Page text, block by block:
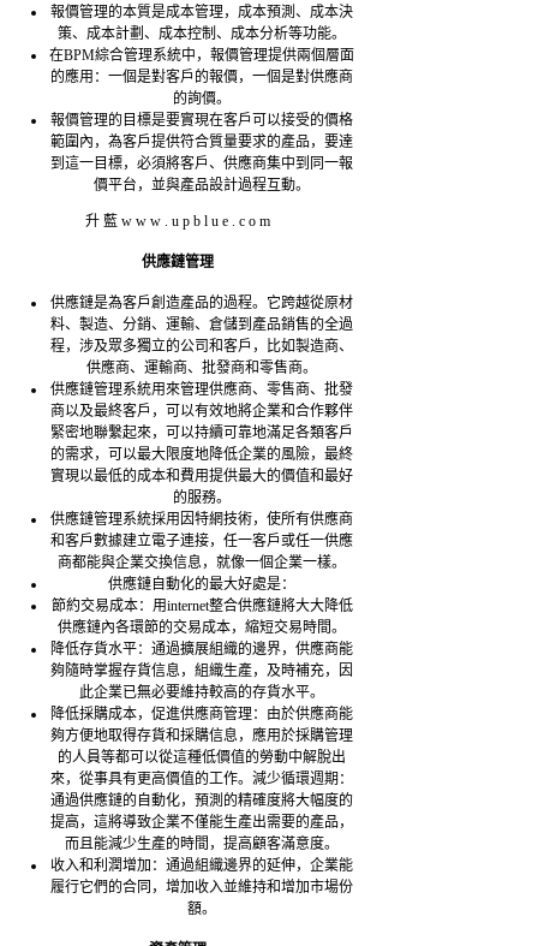
報價管理的本質是成本管理，成本預測、成本決
策、成本計劃、成本控制、成本分析等功能。
在BPM綜合管理系統中，報價管理提供兩個層面
的應用：一個是對客戶的報價，一個是對供應商
的詢價。
報價管理的目標是要實現在客戶可以接受的價格
範圍內，為客戶提供符合質量要求的產品，要達
到這一目標，必須將客戶、供應商集中到同一報
價平台，並與產品設計過程互動。
升 藍 w w w . u p b l u e . c o m
供應鏈管理
供應鏈是為客戶創造產品的過程。它跨越從原材
料、製造、分銷、運輸、倉儲到產品銷售的全過
程，涉及眾多獨立的公司和客戶，比如製造商、
供應商、運輸商、批發商和零售商。
供應鏈管理系統用來管理供應商、零售商、批發
商以及最終客戶，可以有效地將企業和合作夥伴
緊密地聯繫起來，可以持續可靠地滿足各類客戶
的需求，可以最大限度地降低企業的風險，最終
實現以最低的成本和費用提供最大的價值和最好
的服務。
供應鏈管理系統採用因特網技術，使所有供應商
和客戶數據建立電子連接，任一客戶或任一供應
商都能與企業交換信息，就像一個企業一樣。
供應鏈自動化的最大好處是：
節約交易成本：用internet整合供應鏈將大大降低
供應鏈內各環節的交易成本，縮短交易時間。
降低存貨水平：通過擴展組織的邊界，供應商能
夠隨時掌握存貨信息，組織生產，及時補充，因
此企業已無必要維持較高的存貨水平。
降低採購成本，促進供應商管理：由於供應商能
夠方便地取得存貨和採購信息，應用於採購管理
的人員等都可以從這種低價值的勞動中解脫出
來，從事具有更高價值的工作。減少循環週期：
通過供應鏈的自動化，預測的精確度將大幅度的
提高，這將導致企業不僅能生產出需要的產品，
而且能減少生產的時間，提高顧客滿意度。
收入和利潤增加：通過組織邊界的延伸，企業能
履行它們的合同，增加收入並維持和增加市場份
額。